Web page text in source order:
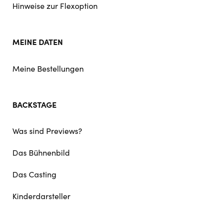
Hinweise zur Flexoption
MEINE DATEN
Meine Bestellungen
BACKSTAGE
Was sind Previews?
Das Bühnenbild
Das Casting
Kinderdarsteller